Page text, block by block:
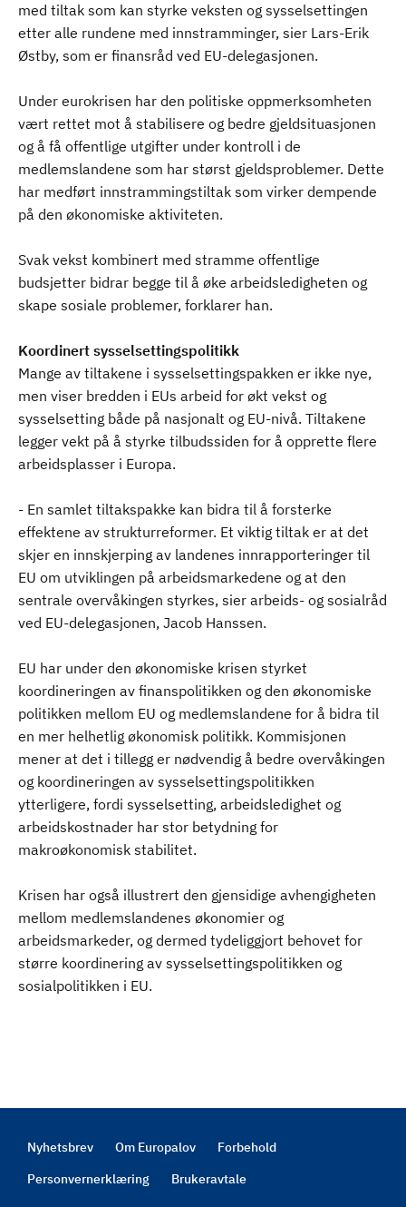
med tiltak som kan styrke veksten og sysselsettingen
etter alle rundene med innstramminger, sier Lars-Erik
Østby, som er finansråd ved EU-delegasjonen.
Under eurokrisen har den politiske oppmerksomheten
vært rettet mot å stabilisere og bedre gjeldsituasjonen
og å få offentlige utgifter under kontroll i de
medlemslandene som har størst gjeldsproblemer. Dette
har medført innstrammingstiltak som virker dempende
på den økonomiske aktiviteten.
Svak vekst kombinert med stramme offentlige
budsjetter bidrar begge til å øke arbeidsledigheten og
skape sosiale problemer, forklarer han.
Koordinert sysselsettingspolitikk
Mange av tiltakene i sysselsettingspakken er ikke nye,
men viser bredden i EUs arbeid for økt vekst og
sysselsetting både på nasjonalt og EU-nivå. Tiltakene
legger vekt på å styrke tilbudssiden for å opprette flere
arbeidsplasser i Europa.
- En samlet tiltakspakke kan bidra til å forsterke
effektene av strukturreformer. Et viktig tiltak er at det
skjer en innskjerping av landenes innrapporteringer til
EU om utviklingen på arbeidsmarkedene og at den
sentrale overvåkingen styrkes, sier arbeids- og sosialråd
ved EU-delegasjonen, Jacob Hanssen.
EU har under den økonomiske krisen styrket
koordineringen av finanspolitikken og den økonomiske
politikken mellom EU og medlemslandene for å bidra til
en mer helhetlig økonomisk politikk. Kommisjonen
mener at det i tillegg er nødvendig å bedre overvåkingen
og koordineringen av sysselsettingspolitikken
ytterligere, fordi sysselsetting, arbeidsledighet og
arbeidskostnader har stor betydning for
makroøkonomisk stabilitet.
Krisen har også illustrert den gjensidige avhengigheten
mellom medlemslandenes økonomier og
arbeidsmarkeder, og dermed tydeliggjort behovet for
større koordinering av sysselsettingspolitikken og
sosialpolitikken i EU.
Footer
Nyhetsbrev Om Europalov
Forbehold
Personvernerklæring
Brukeravtale